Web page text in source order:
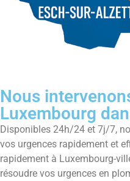
Nous
Luxembourg
Disponibles 24h/24 et 7j/7,
vos urgences rapidement et
rapidement à Luxembourg-
résoudre vos urgences en